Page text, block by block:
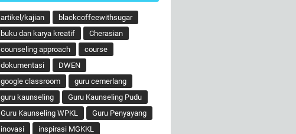
artikel/kajian
blackcoffeewithsugar
buku dan karya kreatif
Cherasian
counseling approach
course
dokumentasi
DWEN
google classroom
guru cemerlang
guru kaunseling
Guru Kaunseling Pudu
Guru Kaunseling WPKL
Guru Penyayang
inovasi
inspirasi MGKKL